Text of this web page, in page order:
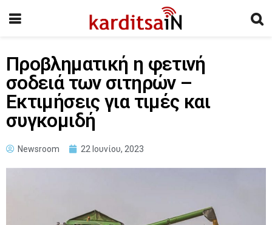
Προβληματική η φετινή
σοδειά των σιτηρών –
Εκτιμήσεις για τιμές και
συγκομιδή
Newsroom 22 Ιουνίου, 2023